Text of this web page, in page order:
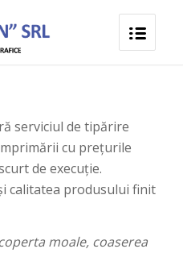
serviciul de tipărire
cu prețurile
de execuție.
calitatea produsului finit
moale, coaserea